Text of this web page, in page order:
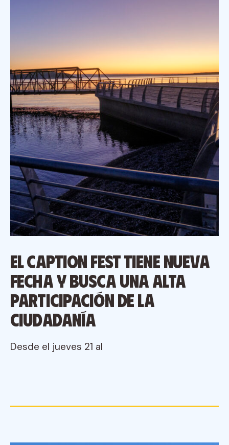
El CAPTION FEST tiene nueva
fecha y busca una alta
participación de la
ciudadanía
Desde el jueves 21 al